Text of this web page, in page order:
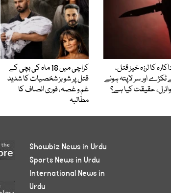
کا لرزہ خیز قتل،
اور سر لاپتہ ہونے
حقیقت کیا ہے؟
کراچی میں 18 ماہ کی بچی کے
قتل پر شوبز شخصیات کا شدید
غم و غصہ، فوری انصاف کا
مطالبہ
Showbiz News in Urdu
Sports News in Urdu
International News in
Urdu